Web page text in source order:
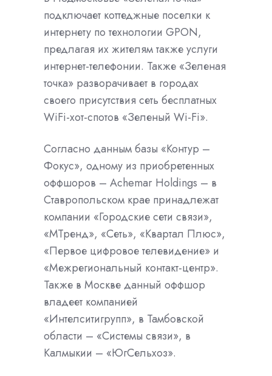
подключает коттеджные поселки к
интернету по технологии GPON,
предлагая их жителям также услуги
интернет-телефонии. Также «Зеленая
точка» разворачивает в городах
своего присутствия сеть бесплатных
WiFi-хот-спотов «Зеленый Wi-Fi».
Согласно данным базы «Контур –
Фокус», одному из приобретенных
оффшоров – Achemar Holdings – в
Ставропольском крае принадлежат
компании «Городские сети связи»,
«МТренд», «Сеть», «Квартал Плюс»,
«Первое цифровое телевидение» и
«Межрегиональный контакт-центр».
Также в Москве данный оффшор
владеет компанией
«Интелситигрупп», в Тамбовской
области – «Системы связи», в
Калмыкии – «ЮгСельхоз».